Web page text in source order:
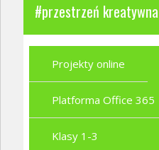
#przestrzeń kreatywna
Projekty online
Platforma Office 365
Klasy 1-3